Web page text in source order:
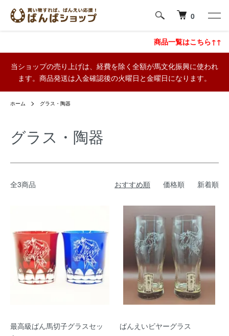
0
商品一覧はこちら↑↑
当ショップの売り上げは、経費を除く全額が馬文化振興に使われ
ます。商品発送は入金確認後の火曜日と金曜日になります。
ホーム グラス・陶器
グラス・陶器
全3商品 おすすめ順 価格順 新着順
最高級ばん馬切子グラスセッ
ばんえいビヤーグラス